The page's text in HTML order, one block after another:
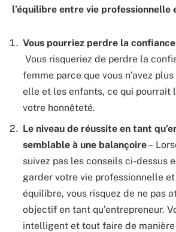
l’équilibre entre vie professionnelle
Vous pourriez perdre la
Vous risqueriez de perdre la
femme parce que vous n’avez
elle et les enfants, ce qui pourrait
votre honnêteté.
Le niveau de réussite en tant
semblable à une balançoire–
suivez pas les conseils ci-dessus
garder votre vie professionnelle
équilibre, vous risquez de ne pas
objectif en tant qu’entrepreneur.
intelligent et tout faire de